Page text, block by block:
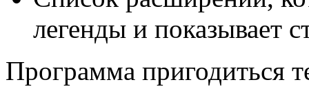
легенды и показывает
Программа пригодиться